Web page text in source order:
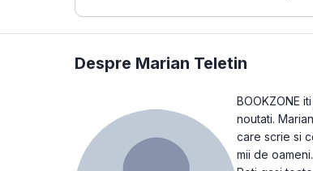
Despre Marian Teletin
BOOKZONE
noutati.
care scrie si
mii de oameni.